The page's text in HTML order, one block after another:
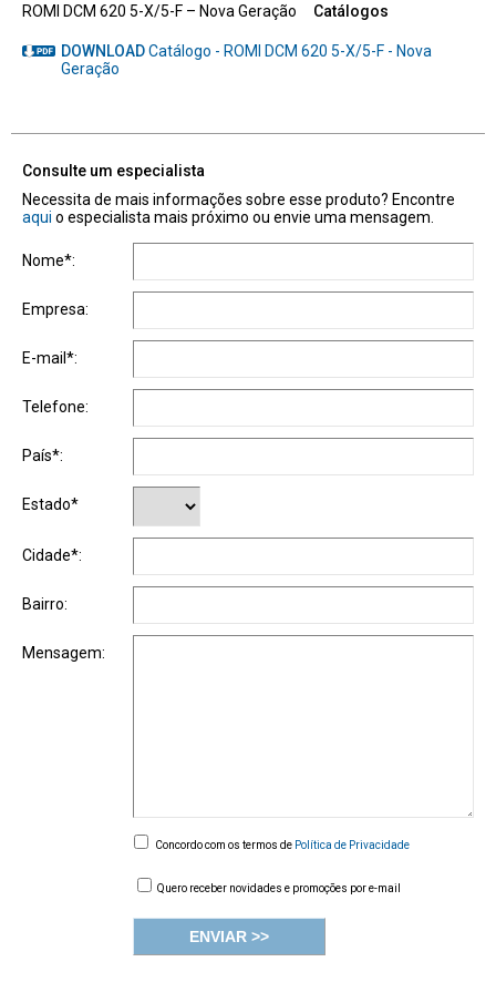
ROMI DCM 620 5-X/5-F – Nova Geração Catálogos
DOWNLOADCatálogo - ROMI DCM 620 5-X/5-F - Nova
Geração
Consulte um especialista
Necessita de mais informações sobre esse produto? Encontre
aqui o especialista mais próximo ou envie uma mensagem.
Nome*:
Empresa:
E-mail*:
Telefone:
País*:
Estado*
Cidade*:
Bairro:
Mensagem:
Concordo com os termos de Política de Privacidade
Quero receber novidades e promoções por e-mail